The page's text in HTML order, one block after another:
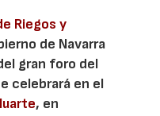
Riegos y
de Navarra
gran foro del
celebrará en el
, en